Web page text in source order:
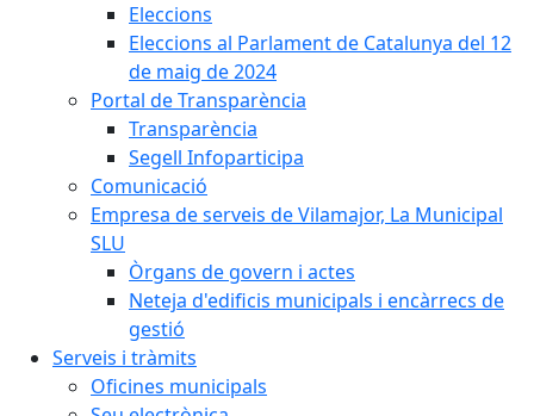
Eleccions
Eleccions al Parlament de Catalunya del 12
de maig de 2024
Portal de Transparència
Transparència
Segell Infoparticipa
Comunicació
Empresa de serveis de Vilamajor, La Municipal
SLU
Òrgans de govern i actes
Neteja d'edificis municipals i encàrrecs de
gestió
Serveis i tràmits
Oficines municipals